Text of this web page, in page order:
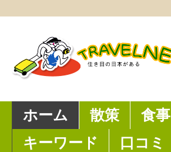
ホーム 散策 食事
キーワード
口コミ